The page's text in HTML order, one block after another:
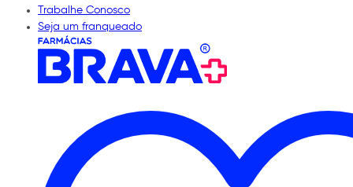
Trabalhe Conosco
Seja um franqueado